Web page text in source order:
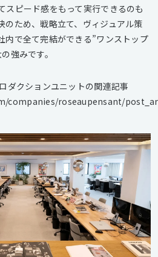
スピード感をもって実行できるのも
のため、戦略立て、ヴィジュアル策
内で全て完結ができる”ワンストップ
強みです。
ダクションユニットの関連記事
companies/roseaupensant/